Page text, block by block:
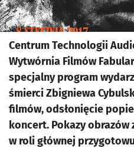
Centrum Technologii
Wytwórnia Filmów
specjalny program
śmierci Zbigniewa
filmów, odsłonięcie
koncert. Pokazy
w roli głównej